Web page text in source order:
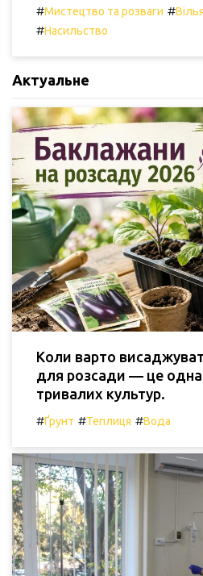
#Мистецтво та розваги #
#Насильство
Актуальне
Коли варто
для розсади — це одна
тривалих культур.
#Ґрунт #Теплиця #Вода